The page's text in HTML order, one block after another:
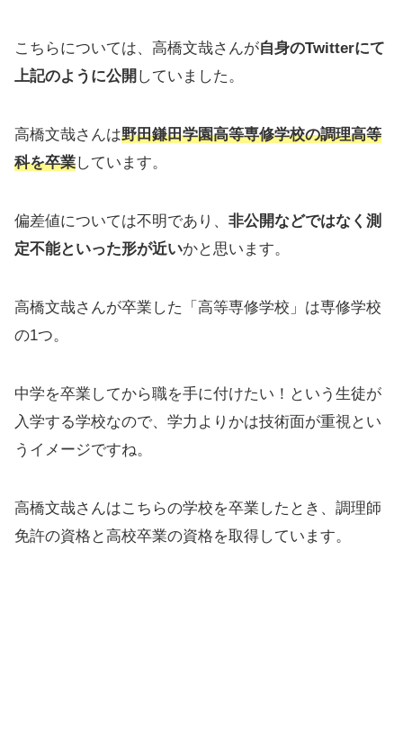
こちらについては、高橋文哉さんが自身のTwitterにて
上記のように公開 していました。
高橋文哉さんは野田鎌田学園高等専修学校の調理高等
科を卒業しています。
偏差値については不明であり、 非公開などではなく測
定不能といった形が近いかと思います。
高橋文哉さんが卒業した「高等専修学校」は専修学校
の1つ。
中学を卒業してから職を手に付けたい！という生徒が
入学する学校なので、学力よりかは技術面が重視とい
うイメージですね。
高橋文哉さんはこちらの学校を卒業したとき、調理師
免許の資格と高校卒業の資格を取得しています。